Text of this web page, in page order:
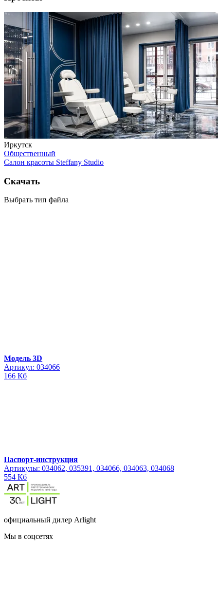
Иркутск
Общественный
Салон красоты Steffany Studio
Скачать
Выбрать тип файла
Модель 3D
Артикул: 034066
166 Кб
Паспорт-инструкция
Артикулы: 034062, 035391, 034066, 034063, 034068
554 Кб
официальный дилер Arlight
Мы в соцсетях